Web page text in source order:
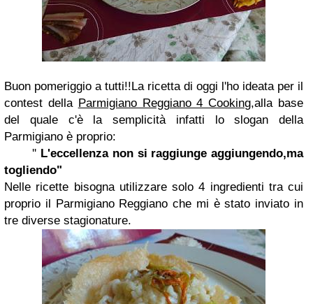
Buon pomeriggio a tutti!!La ricetta di oggi l'ho ideata per il
contest della Parmigiano Reggiano 4 Cooking,alla base
del quale c'è la semplicità infatti lo slogan della
Parmigiano è proprio:
'' L'eccellenza non si raggiunge aggiungendo,ma
togliendo"
Nelle ricette bisogna utilizzare solo 4 ingredienti tra cui
proprio il Parmigiano Reggiano che mi è stato inviato in
tre diverse stagionature.